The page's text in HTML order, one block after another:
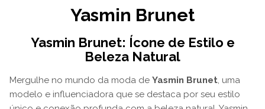
Yasmin Brunet
Yasmin Brunet: Ícone de Estilo e
Beleza Natural
Mergulhe no mundo da moda de Yasmin Brunet, uma
modelo e influenciadora que se destaca por seu estilo